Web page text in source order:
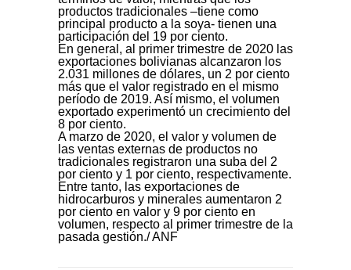
productos tradicionales –tiene como
principal producto a la soya- tienen una
participación del 19 por ciento.
En general, al primer trimestre de 2020 las
exportaciones bolivianas alcanzaron los
2.031 millones de dólares, un 2 por ciento
más que el valor registrado en el mismo
período de 2019. Así mismo, el volumen
exportado experimentó un crecimiento del
8 por ciento.
A marzo de 2020, el valor y volumen de
las ventas externas de productos no
tradicionales registraron una suba del 2
por ciento y 1 por ciento, respectivamente.
Entre tanto, las exportaciones de
hidrocarburos y minerales aumentaron 2
por ciento en valor y 9 por ciento en
volumen, respecto al primer trimestre de la
pasada gestión./ ANF